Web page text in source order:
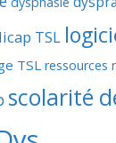
TSL
TSL ressources
scolarité